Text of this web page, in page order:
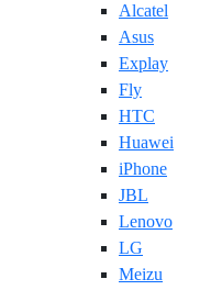
Alcatel
Asus
Explay
Fly
HTC
Huawei
iPhone
JBL
Lenovo
LG
Meizu